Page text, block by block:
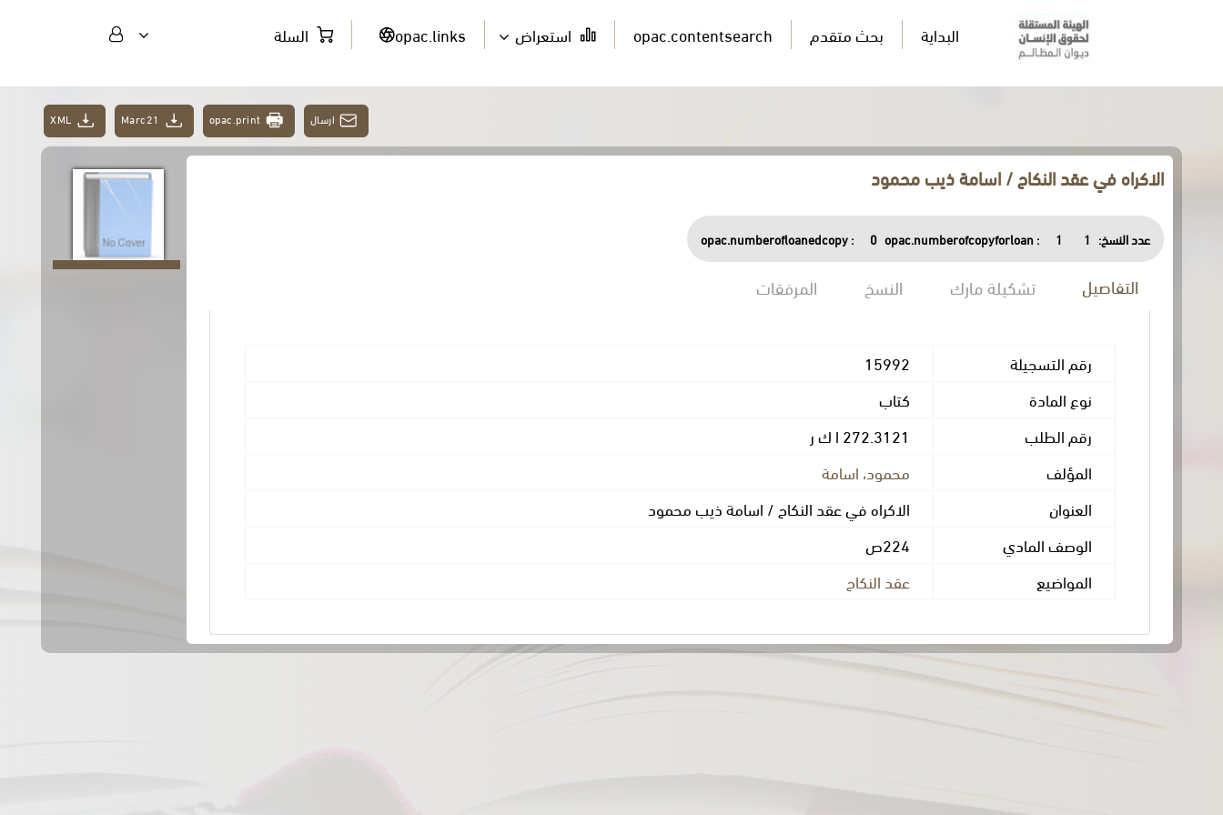
البداية بحث متقدم opac.contentsearch استعراض opac.links السلة
ارسال opac.print
Marc21
XML
الاكراه في عقد النكاح / اسامة ذيب محمود
عدد النسخ: 1
opac.numberofloanedcopy : 0 opac.numberofcopyforloan : 1
التفاصيل تشكيلة مارك النسخ المرفقات
رقم التسجيلة
15992
نوع المادة
كتاب
رقم الطلب
272.3121 ا ك ر
المؤلف
محمود، اسامة
العنوان
الاكراه في عقد النكاح / اسامة ذيب محمود
الوصف المادي
224ص
المواضيع
عقد النكاح